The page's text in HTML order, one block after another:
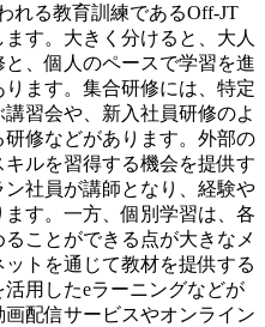
れる教育訓練であるOff-JT
す。大きく分けると、大人
、個人のペースで学習を進
ます。集合研修には、特定
習会や、 新入社員研修のよ
修などがあります。外部の
ルを習得する機会を提供す
社員が講師となり、経験や
す。一方、個別学習は、各
ことができる点が大きなメ
トを通じて教材を提供する
用したeラーニングなどが
配信サービスやオンライン